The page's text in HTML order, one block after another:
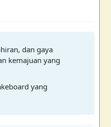
dan gaya
kemajuan yang
yang